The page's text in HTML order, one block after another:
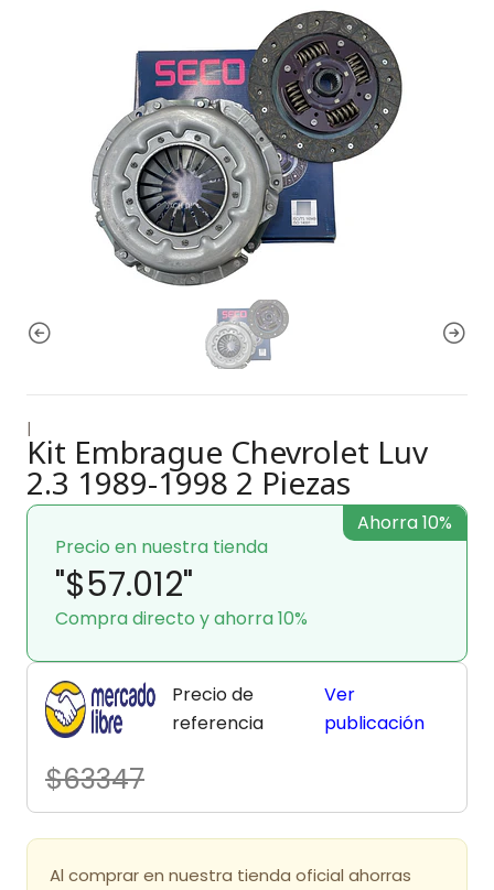
|
Kit Embrague Chevrolet Luv
2.3 1989-1998 2 Piezas
Precio en nuestra tienda
"$57.012"
Compra directo y ahorra 10%
Ahorra 10%
Precio de
referencia
$63347
Ver
publicación
Al comprar en nuestra tienda oficial ahorras